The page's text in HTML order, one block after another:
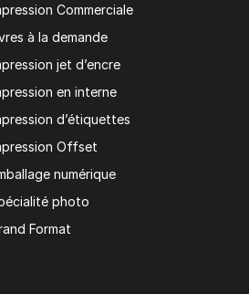
Commerciale
à la demande
jet d’encre
en interne
d’étiquettes
Offset
numérique
photo
Format